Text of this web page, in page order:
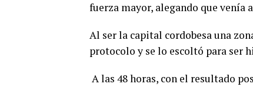
fuerza mayor, alegando que venía
Al ser la capital cordobesa una
protocolo y se lo escoltó para ser
A las 48 horas, con el resultado